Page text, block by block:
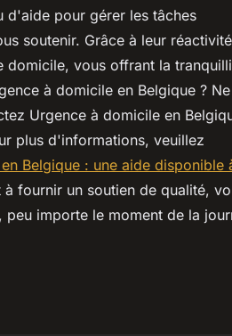
d'aide pour gérer les tâches
soutenir. Grâce à leur
domicile, vous offrant la
à domicile en Belgique ? Ne
Urgence à domicile en
plus d'informations, veuillez
Belgique : une aide disponible
fournir un soutien de qualité,
importe le moment de la